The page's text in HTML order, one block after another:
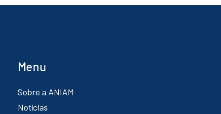
Menu
Sobre a ANIAM
Notícias